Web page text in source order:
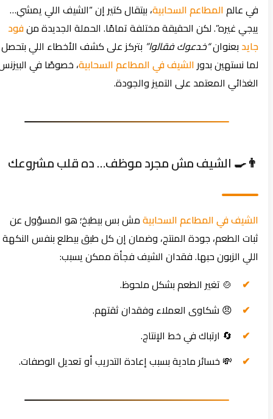
في عالمالمطاعم السحابية، بيتقال كتير إن “الشيف اللي يمشي…
ييجي غيره”. لكن الحقيقة مختلفة تمامًا. الحملة الجديدة منفود
جايدبعنوان“خدعوك فقالوا”بتركز على كشف الأخطاء اللي بتحصل
لما نستهين بدورالشيف في المطاعم السحابية، خصوصًا في البيزنس
الغذائي المعتمد على التميز والجودة.
👨‍🍳 الشيف مش مجرد موظف… ده قلب مشروعك
الشيف في المطاعم السحابيةمش بس بيطبخ؛ هو المسؤول عن
ثبات الطعم، جودة المنتج، وضمان إن كل طبق بيطلع بنفس النكهة
اللي الزبون حبها. فقدان الشيف فجأة ممكن يسبب:
🍲 تغير الطعم بشكل ملحوظ.
😠 شكاوى العملاء وفقدان ثقتهم.
🔄 ارتباك في خط الإنتاج.
💸 خسائر مادية بسبب إعادة التدريب أو تعديل الوصفات.